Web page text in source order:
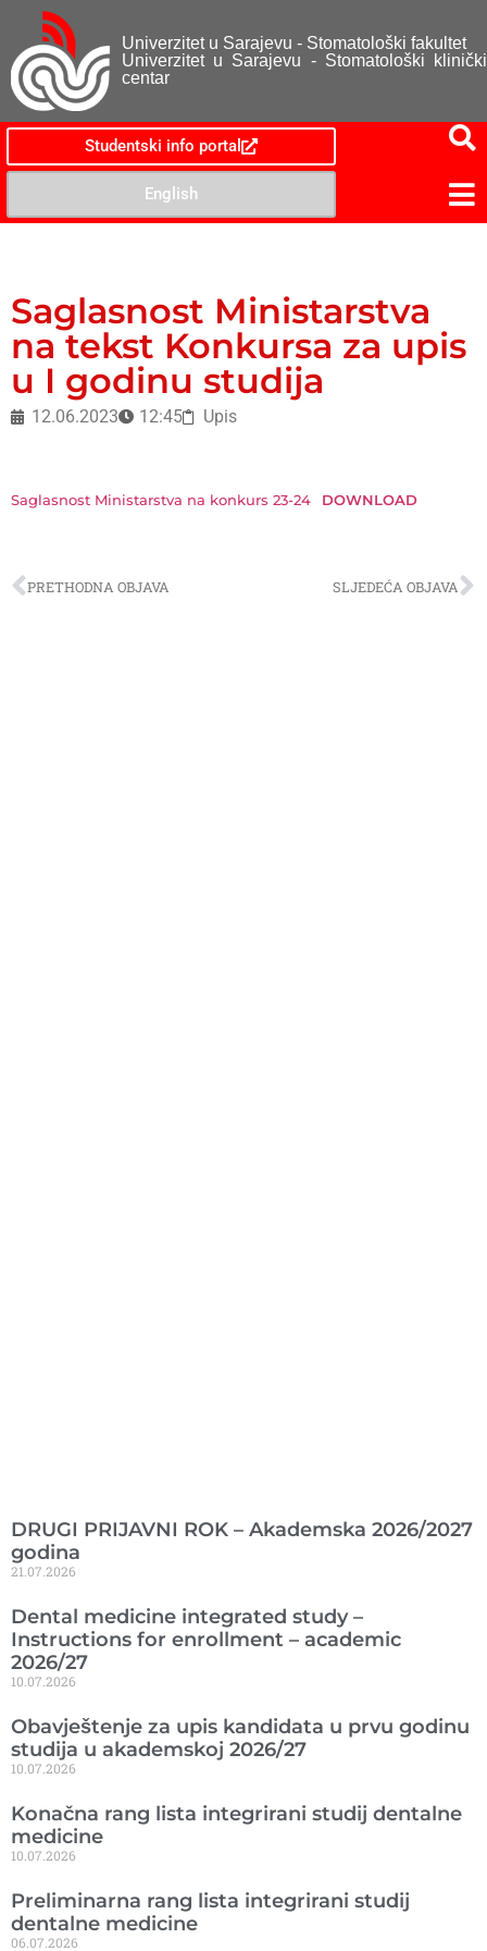
Univerzitet u Sarajevu - Stomatološki fakultet
Univerzitet u Sarajevu - Stomatološki klinički
centar
Studentski info portal
English
Saglasnost Ministarstva
na tekst Konkursa za upis
u I godinu studija
12.06.2023 12:45 Upis
Saglasnost Ministarstva na konkurs 23-24 DOWNLOAD
PRETHODNA OBJAVA SLJEDEĆA OBJAVA
DRUGI PRIJAVNI ROK – Akademska 2026/2027
godina
21.07.2026
Dental medicine integrated study –
Instructions for enrollment – academic
2026/27
10.07.2026
Obavještenje za upis kandidata u prvu godinu
studija u akademskoj 2026/27
10.07.2026
Konačna rang lista integrirani studij dentalne
medicine
10.07.2026
Preliminarna rang lista integrirani studij
dentalne medicine
06.07.2026